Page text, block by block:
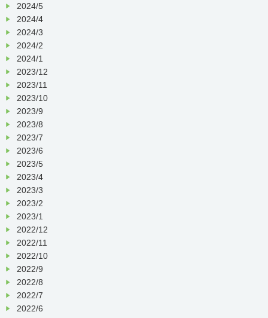
2024/5
2024/4
2024/3
2024/2
2024/1
2023/12
2023/11
2023/10
2023/9
2023/8
2023/7
2023/6
2023/5
2023/4
2023/3
2023/2
2023/1
2022/12
2022/11
2022/10
2022/9
2022/8
2022/7
2022/6